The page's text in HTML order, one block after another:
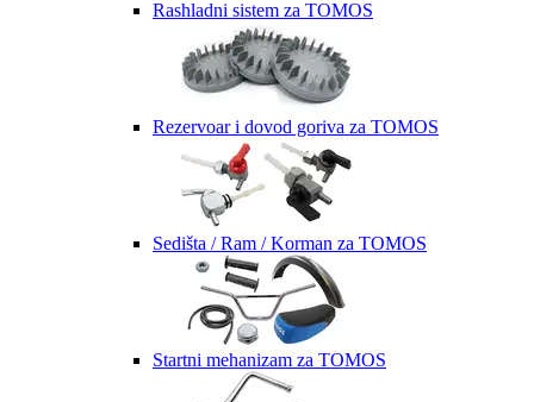
Rashladni sistem za TOMOS
Rezervoar i dovod goriva za TOMOS
Sedišta / Ram / Korman za TOMOS
Startni mehanizam za TOMOS